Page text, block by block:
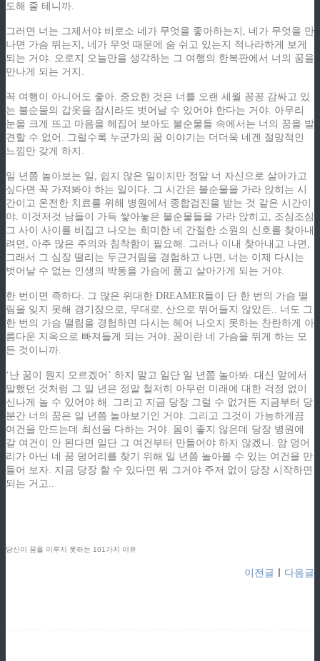
도해 줄 테니까.
그러면 너는 그제서야 비로소 네가 무엇을 좋아하는지, 네가 무엇을 만
나면 가슴 뛰는지, 네가 무엇 때문에 숨 쉬고 있는지 적나라하게 보게
되는 거야. 오로지 오늘만을 생각하는 그 여행의 한복판에서 너의 꿈을
만나게 되는 거지.
꼭 여행이 아니어도 좋아. 중요한 것은 너를 오랜 세월 꽁꽁 감싸고 있
는 불순물의 갑옷을 잠시라도 벗어날 수 있어야 한다는 거야. 아무리
눈을 크게 뜨고 마음을 헤집어 보아도 불순물들 속에서는 너의 꿈을 발
견할 수 없어. 그럴수록 누군가의 꿈 이야기는 더더욱 네겐 절망적인
느낌만 갖게 하지.
일 년쯤 놀아보는 일, 쉽지 않은 일이지만 정말 너 자신으로 살아가고
싶다면 꼭 가져봐야 하는 일이다. 그 시간은 불순물을 가라 앉히는 시
간이고 온전한 치료를 위해 병원에서 종합검진을 받는 것 같은 시간이
야. 이것저것 남들이 가득 쌓아놓은 불순물들을 가라 앉히고, 조심조심
그 사이 사이를 비집고 나오는 희미한 네 간절한 소원의 신호를 찾아내
려면, 아주 많은 주의와 침착함이 필요해. 그러나 이내 찾아내고 나면,
그래서 그 심장 떨리는 두근거림을 경험하고 나면, 너는 이제 다시는
벗어날 수 없는 인생의 박동을 가슴에 품고 살아가게 되는 거야.
한 번이면 족하다. 그 많은 위대한 DREAMER들이 단 한 번의 가슴 떨
림을 잊지 못해 경기장으로, 무대로, 산으로 뛰어들지 않았든.. 너도 그
한 번의 가슴 떨림을 경험하면 다시는 헤어 나오지 못하는 찬란하게 아
름다운 지옥으로 빠져들게 되는 거야. 꿈이란 네 가슴을 뛰게 하는 모
든 것이니까.
‘난 꿈이 뭔지 모르겠어’ 하지 말고 일단 일 년쯤 놀아봐. 대신 앞에서
말했던 것처럼 그 일 년은 정말 철저히 아무런 미래에 대한 걱정 없이
신나게 놀 수 있어야 해. 그리고 지금 당장 그럴 수 없거든 지금부터 당
분간 너의 꿈은 일 년쯤 놀아보기인 거야. 그리고 그것이 가능하게끔
여건을 만드는데 최선을 다하는 거야. 몸이 좋지 않은데 당장 병원에
갈 여건이 안 된다면 일단 그 여건부터 만들어야 하지 않겠니. 암 덩어
리가 아닌 네 꿈 덩어리를 찾기 위해 일 년쯤 놀아볼 수 있는 여건을 만
들어 보자. 지금 당장 할 수 있다면 뭐 그거야 주저 없이 당장 시작하면
되는 거고..
당신이 꿈을 이루지 못하는 101가지 이유
이전글 다음글